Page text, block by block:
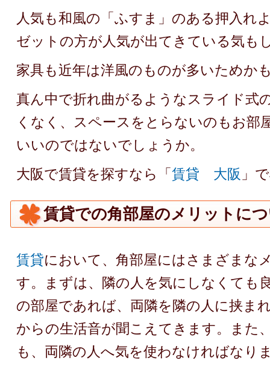
人気も和風の「ふすま」のある押入れ
ゼットの方が人気が出てきている気も
家具も近年は洋風のものが多いためか
真ん中で折れ曲がるようなスライド式
くなく、スペースをとらないのもお部
いいのではないでしょうか。
大阪で賃貸を探すなら「賃貸 大阪 」
賃貸での角部屋のメリットに
賃貸において、角部屋にはさまざまな
す。まずは、隣の人を気にしなくても
の部屋であれば、両隣を隣の人に挟ま
からの生活音が聞こえてきます。また
も、両隣の人へ気を使わなければなり